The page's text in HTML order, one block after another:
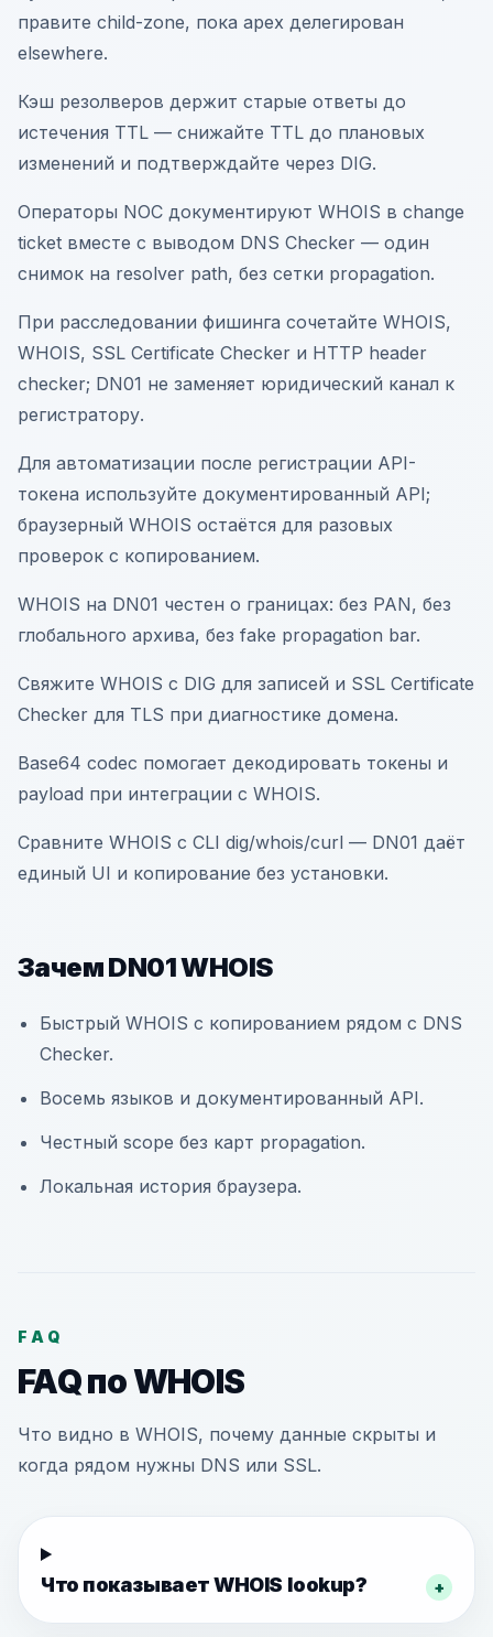
правите child-zone, пока apex делегирован
elsewhere.
Кэш резолверов держит старые ответы до
истечения TTL — снижайте TTL до плановых
изменений и подтверждайте через DIG.
Операторы NOC документируют WHOIS в change
ticket вместе с выводом DNS Checker — один
снимок на resolver path, без сетки propagation.
При расследовании фишинга сочетайте WHOIS,
WHOIS, SSL Certificate Checker и HTTP header
checker; DN01 не заменяет юридический канал к
регистратору.
Для автоматизации после регистрации API-
токена используйте документированный API;
браузерный WHOIS остаётся для разовых
проверок с копированием.
WHOIS на DN01 честен о границах: без PAN, без
глобального архива, без fake propagation bar.
Свяжите WHOIS с DIG для записей и SSL Certificate
Checker для TLS при диагностике домена.
Base64 codec помогает декодировать токены и
payload при интеграции с WHOIS.
Сравните WHOIS с CLI dig/whois/curl — DN01 даёт
единый UI и копирование без установки.
Зачем DN01 WHOIS
Быстрый WHOIS с копированием рядом с DNS
Checker.
Восемь языков и документированный API.
Честный scope без карт propagation.
Локальная история браузера.
FAQ
FAQ по WHOIS
Что видно в WHOIS, почему данные скрыты и
когда рядом нужны DNS или SSL.
Что показывает WHOIS lookup? +